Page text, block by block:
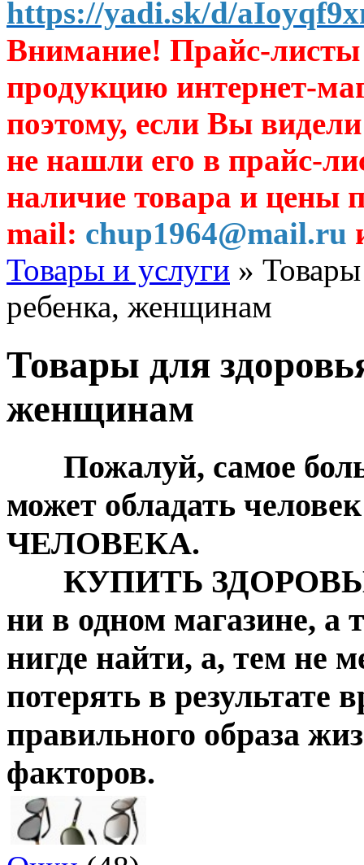
https://yadi.sk/d/
Внимание! Прайс-листы
продукцию интернет-
поэтому, если Вы
не нашли его в прайс-
наличие товара и цены
mail: chup1964@mail.ru
Товары и услуги »
ребенка, женщинам
Товары для
женщинам
Пожалуй, самое
может обладать
ЧЕЛОВЕКА.
КУПИТЬ ЗДОРОВЬЕ
ни в одном магазине, а
нигде найти, а, тем не
потерять в результате
правильного образа
факторов.